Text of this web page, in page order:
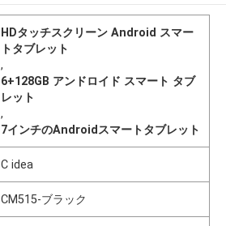
HDタッチスクリーン Android スマー
トタブレット
,
6+128GB アンドロイド スマート タブ
レット
,
7インチのAndroidスマートタブレット
C idea
CM515-ブラック